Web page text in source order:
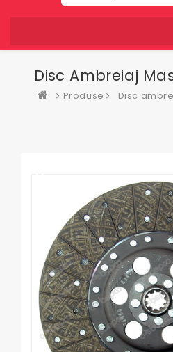
Disc Ambreiaj
Produse Disc